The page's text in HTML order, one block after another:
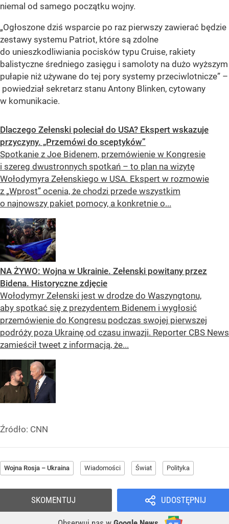
niemal od samego początku wojny.
„Ogłoszone dziś wsparcie po raz pierwszy zawierać będzie
zestawy systemu Patriot, które są zdolne
do unieszkodliwiania pocisków typu Cruise, rakiety
balistyczne średniego zasięgu i samoloty na dużo wyższym
pułapie niż używane do tej pory systemy przeciwlotnicze” –
powiedział sekretarz stanu Antony Blinken, cytowany
w komunikacie.
Dlaczego Zełenski poleciał do USA? Ekspert wskazuje
przyczyny. „Przemówi do sceptyków”
Spotkanie z Joe Bidenem, przemówienie w Kongresie
i szereg dwustronnych spotkań – to plan na wizytę
Wołodymyra Zełenskiego w USA. Ekspert w rozmowie
z „Wprost” ocenia, że chodzi przede wszystkim
o najnowszy pakiet pomocy, a konkretnie o...
NA ŻYWO: Wojna w Ukrainie. Zełenski powitany przez
Bidena. Historyczne zdjęcie
Wołodymyr Zełenski jest w drodze do Waszyngtonu,
aby spotkać się z prezydentem Bidenem i wygłosić
przemówienie do Kongresu podczas swojej pierwszej
podróży poza Ukrainę od czasu inwazji. Reporter CBS News
zamieścił tweet z informacją, że...
Źródło: CNN
Wojna Rosja – Ukraina Wiadomości Świat Polityka
UDOSTĘPNIJ
SKOMENTUJ